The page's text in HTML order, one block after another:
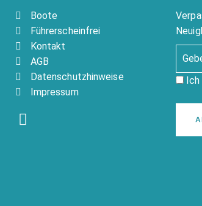
Boote
Führerscheinfrei
Kontakt
AGB
Datenschutzhinweise
Impressum